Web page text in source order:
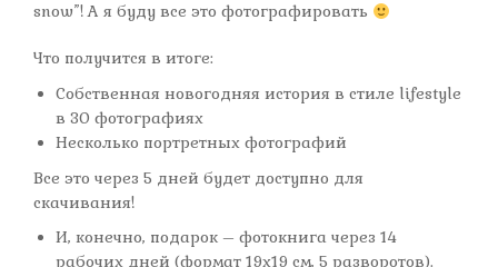
snow”! А я буду все это фотографировать
Что получится в итоге:
Собственная новогодняя история в стиле lifestyle
в 30 фотографиях
Несколько портретных фотографий
Все это через 5 дней будет доступно для
скачивания!
И, конечно, подарок – фотокнига через 14
рабочих дней (формат 19х19 см, 5 разворотов).